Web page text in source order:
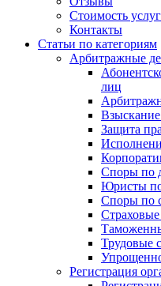
Стоимость услуг
Контакты
Статьи по категориям
Арбитражные
лиц
Защита
Споры по
Юристы
Споры по
Трудовые
Регистрация